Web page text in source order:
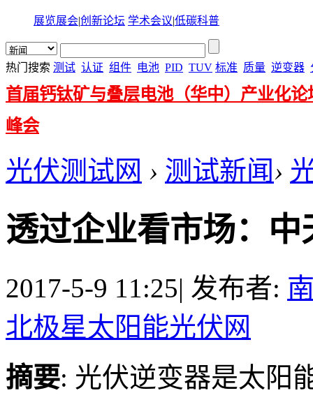
展览展会|创新论坛 学术会议|低碳科普
热门搜索 测试 认证 组件 电池 PID TUV 标准 质量 逆变器
首届钙钛矿与叠层电池（华中）产业化论
峰会
光伏测试网 › 测试新闻›
透过企业看市场：
2017-5-9 11:25| 发布者:
北极星太阳能光伏网
摘要: 光伏逆变器是太阳